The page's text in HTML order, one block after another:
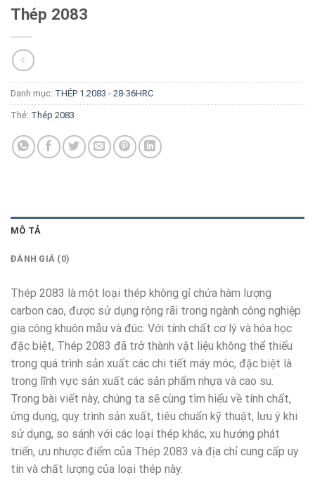
Thép 2083
Danh mục: THÉP 1.2083 - 28-36HRC
Thẻ: Thép 2083
MÔ TẢ
ĐÁNH GIÁ (0)
Thép 2083 là một loại thép không gỉ chứa hàm lượng
carbon cao, được sử dụng rộng rãi trong ngành công nghiệp
gia công khuôn mẫu và đúc. Với tính chất cơ lý và hóa học
đặc biệt, Thép 2083 đã trở thành vật liệu không thể thiếu
trong quá trình sản xuất các chi tiết máy móc, đặc biệt là
trong lĩnh vực sản xuất các sản phẩm nhựa và cao su.
Trong bài viết này, chúng ta sẽ cùng tìm hiểu về tính chất,
ứng dụng, quy trình sản xuất, tiêu chuẩn kỹ thuật, lưu ý khi
sử dụng, so sánh với các loại thép khác, xu hướng phát
triển, ưu nhược điểm của Thép 2083 và địa chỉ cung cấp uy
tín và chất lượng của loại thép này.